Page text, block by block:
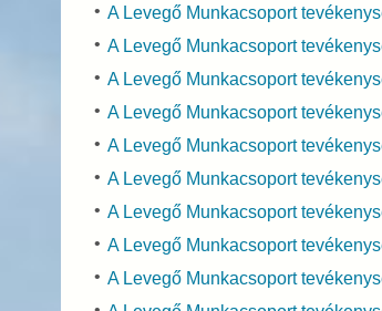
A Levegő Munkacsoport
A Levegő Munkacsoport
A Levegő Munkacsoport
A Levegő Munkacsoport
A Levegő Munkacsoport
A Levegő Munkacsoport
A Levegő Munkacsoport
A Levegő Munkacsoport
A Levegő Munkacsoport